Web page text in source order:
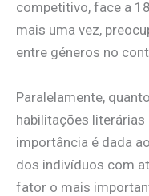
competitivo, face a
mais uma vez,
entre géneros no
Paralelamente,
habilitações
importância é dada
dos indivíduos com
fator o mais